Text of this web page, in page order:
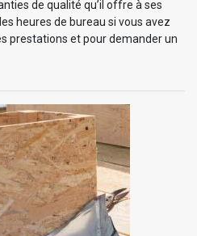
de qualité qu’il offre à ses
heures de bureau si vous avez
prestations et pour demander un